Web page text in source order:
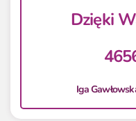
Dzięki
Iga